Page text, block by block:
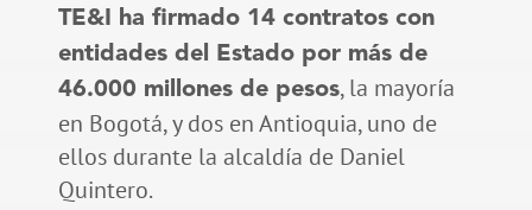
TE&I ha firmado 14 contratos con
entidades del Estado por más de
46.000 millones de pesos, la mayoría
en Bogotá, y dos en Antioquia, uno de
ellos durante la alcaldía de Daniel
Quintero.